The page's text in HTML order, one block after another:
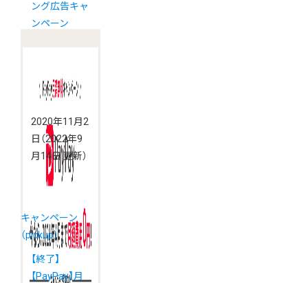
ング広告キャ
ンペーン
2020年11月2
日 （2022年9
月14日 更新）
キャンペーン
（pickup）
【終了】
【PayPay】月